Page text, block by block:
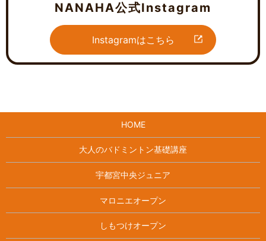
NANAHA公式Instagram
Instagramはこちら
HOME
大人のバドミントン基礎講座
宇都宮中央ジュニア
マロニエオープン
しもつけオープン